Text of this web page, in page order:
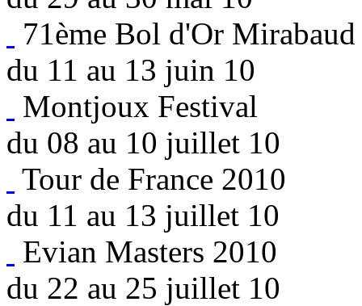
71ème Bol d'Or Mirabaud
du 11 au 13 juin 10
Montjoux Festival
du 08 au 10 juillet 10
Tour de France 2010
du 11 au 13 juillet 10
Evian Masters 2010
du 22 au 25 juillet 10